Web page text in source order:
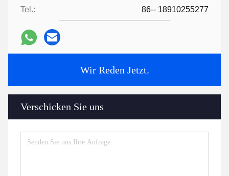
Tel.: 86-- 18910255277
Wir Reden Jetzt.
Verschicken Sie uns